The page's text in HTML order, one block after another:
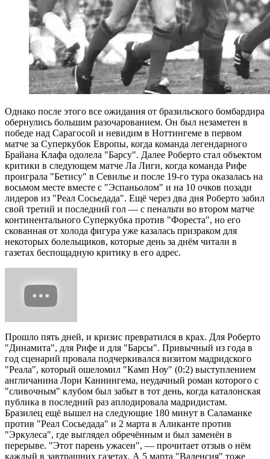
Однако после этого все ожидания от бразильского бомбардира
обернулись большим разочарованием. Он был незаметен в
победе над Сарагосой и невидим в Ноттингеме в первом
матче за Суперкубок Европы, когда команда легендарного
Брайана Клафа одолела "Барсу". Далее Роберто стал объектом
критики в следующем матче Ла Лиги, когда команда Рифе
проиграла "Бетису" в Севилье и после 19-го тура оказалась на
восьмом месте вместе с "Эспаньолом" и на 10 очков позади
лидеров из "Реал Сосьедада". Ещё через два дня Роберто забил
свой третий и последний гол — с пенальти во втором матче
континентального Суперкубка против "Фореста", но его
скованная от холода фигура уже казалась призраком для
некоторых болельщиков, которые день за днём читали в
газетах беспощадную критику в его адрес.
Прошло пять дней, и кризис превратился в крах. Для Роберто
"Динамита", для Рифе и для "Барсы". Привычный из года в
год сценарий провала подчеркивался визитом мадридского
"Реала", который ошеломил "Камп Ноу" (0:2) выступлением
англичанина Лори Каннингема, неудачный роман которого с
"сливочным" клубом был забыт в тот день, когда каталонская
публика в последний раз аплодировала мадридистам.
Бразилец ещё вышел на следующие 180 минут в Саламанке
против "Реал Сосьедада" и 2 марта в Аликанте против
"Эркулеса", где выглядел обречённым и был заменён в
перерыве. "Этот парень ужасен", — прочитает отзыв о нём
каждый в завтрашних газетах. А 5 марта "Валенсия" тоже